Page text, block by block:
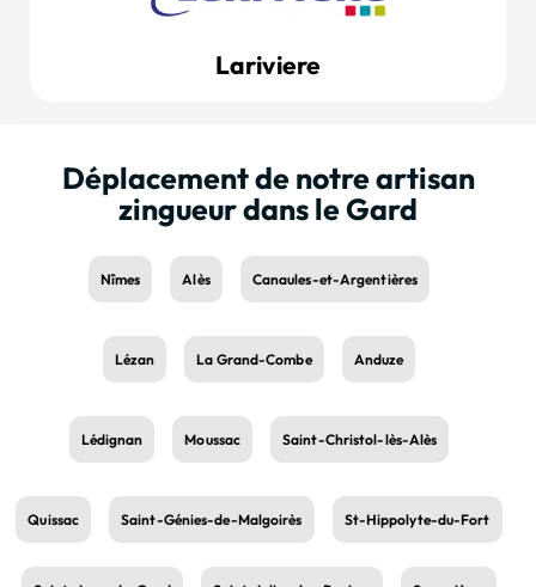
Lariviere
Déplacement de notre artisan
zingueur dans le Gard
Nîmes Alès Canaules-et-Argentières
Lézan La Grand-Combe Anduze
Lédignan Moussac Saint-Christol-lès-Alès
Quissac Saint-Génies-de-Malgoirès St-Hippolyte-du-Fort